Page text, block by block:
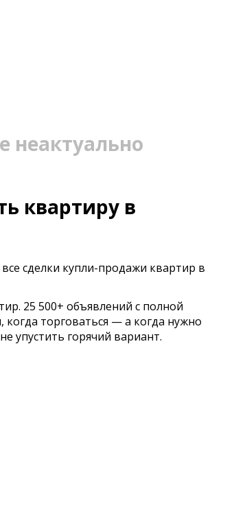
неактуально
квартиру в
сделки купли-продажи квартир в
25 500+ объявлений с полной
торговаться — а когда нужно
упустить горячий вариант.